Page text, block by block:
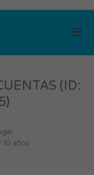
(ID:
10 años